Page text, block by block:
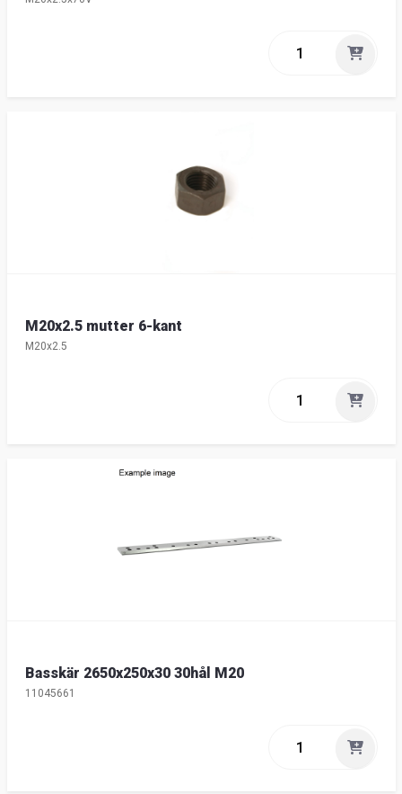
M20x2.5 mutter 6-kant
M20x2.5
Basskär 2650x250x30 30hål M20
11045661